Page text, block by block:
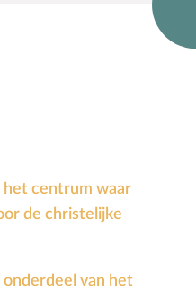
het centrum waar
de christelijke
van het